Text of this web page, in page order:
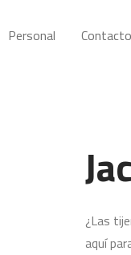
Personal Contacto
¿Las
aquí